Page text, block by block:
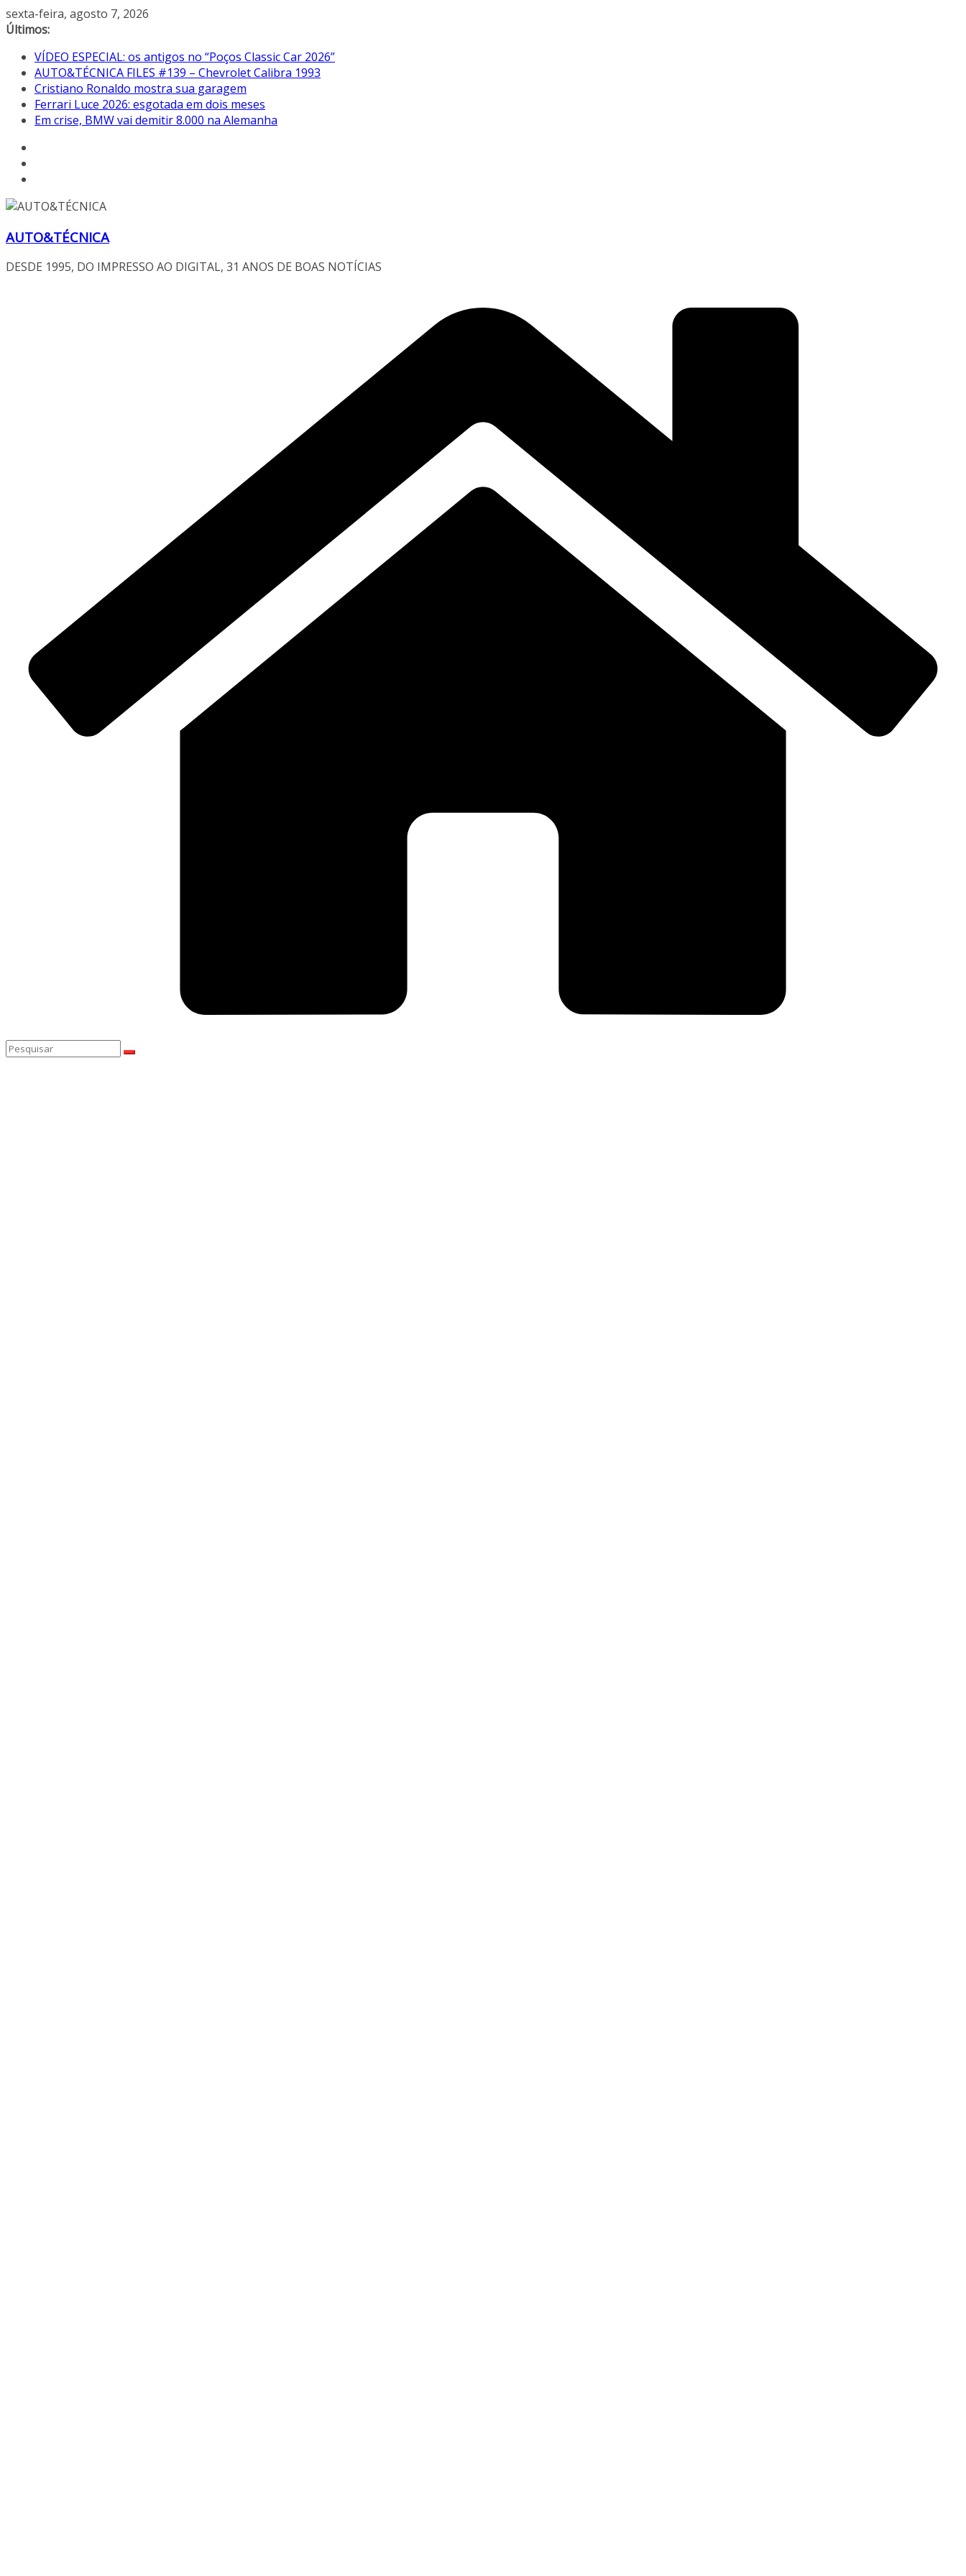
Pular
para
conteúdo
sexta-feira, agosto 7, 2026
Últimos:
VÍDEO ESPECIAL: os antigos no “Poços Classic Car 2026”
AUTO&TÉCNICA FILES #139 – Chevrolet Calibra 1993
Cristiano Ronaldo mostra sua garagem
Ferrari Luce 2026: esgotada em dois meses
Em crise, BMW vai demitir 8.000 na Alemanha
AUTO&TÉCNICA
DESDE 1995, DO IMPRESSO AO DIGITAL, 31 ANOS DE BOAS NOTÍCIAS